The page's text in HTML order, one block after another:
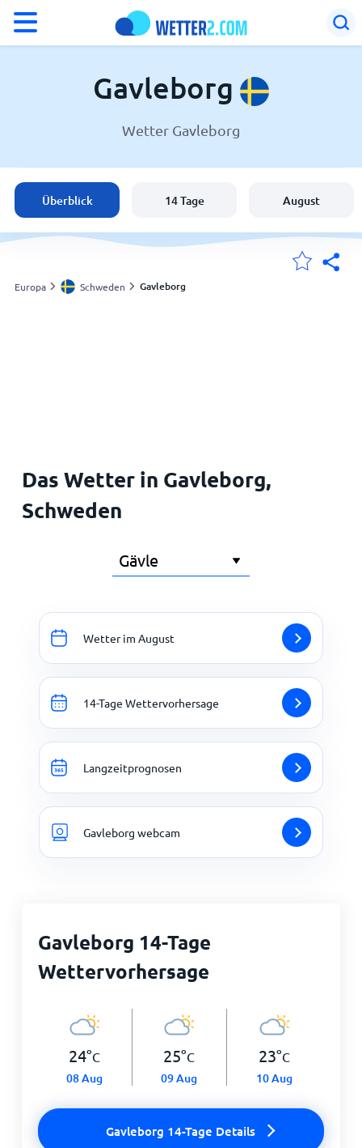
Wetter in Gavleborg
Schweden
Schweiz
Deutschland
Gavleborg
Wetter Gavleborg
Überblick 14 Tage August
Europa Schweden Gavleborg
Das Wetter in Gavleborg,
Schweden
Wetter im August
14-Tage Wettervorhersage
Langzeitprognosen
Gavleborg webcam
Gavleborg 14-Tage
Wettervorhersage
24°C
08 Aug
25°C
09 Aug
23°C
10 Aug
Gavleborg 14-Tage Details